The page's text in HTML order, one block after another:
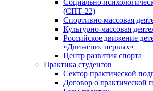
Социально-
(СПТ-22)
Спортивно-массовая
Культурно-массовая
Российское движение
«Движение первых»
Центр развития спорта
Практика студентов
Сектор практической
Договор о практической